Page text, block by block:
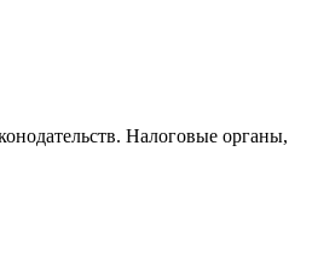
Налоговые органы,